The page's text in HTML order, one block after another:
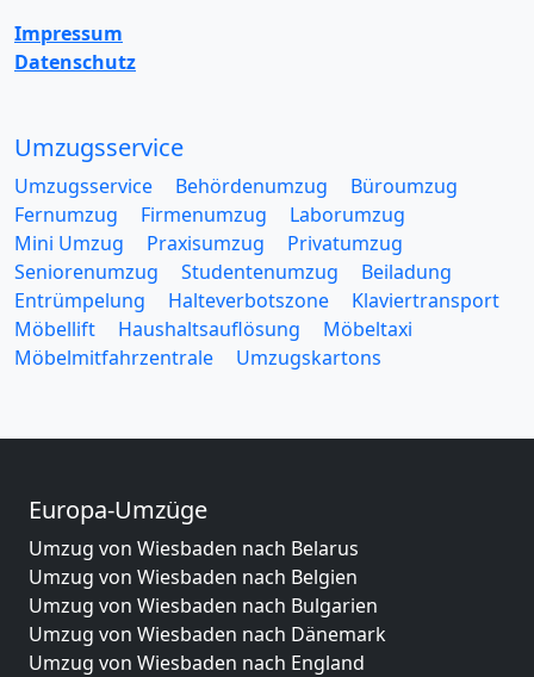
Impressum
Datenschutz
Umzugsservice
Umzugsservice Behördenumzug
Büroumzug
Fernumzug
Firmenumzug
Laborumzug
Mini Umzug
Praxisumzug
Privatumzug
Seniorenumzug
Studentenumzug
Beiladung
Entrümpelung
Halteverbotszone
Klaviertransport
Möbellift
Haushaltsauflösung
Möbeltaxi
Möbelmitfahrzentrale
Umzugskartons
Europa-Umzüge
Umzug von Wiesbaden nach Belarus
Umzug von Wiesbaden nach Belgien
Umzug von Wiesbaden nach Bulgarien
Umzug von Wiesbaden nach Dänemark
Umzug von Wiesbaden nach England